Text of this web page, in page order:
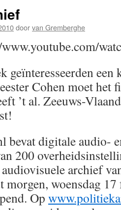
doorvan Gremberghe
geïnteresseerden een
Cohen moet het
’t al. Zeeuws-
bevat digitale audio-
200
archief
morgen, woensdag
Op